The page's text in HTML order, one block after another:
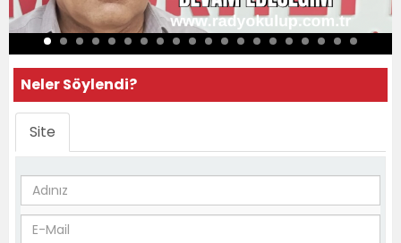
Neler Söylendi?
Site